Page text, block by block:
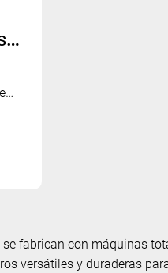
PP PP GLOSSY COBERTA transparente MFB-015T
fabrican con máquinas
versátiles y duraderas